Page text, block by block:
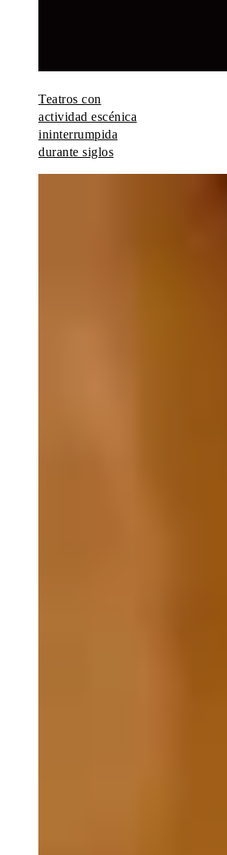
Teatros con
actividad escénica
ininterrumpida
durante siglos